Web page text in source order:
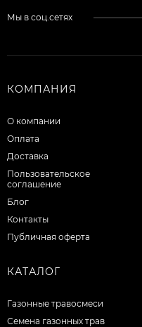
Мы в соц.сетях
КОМПАНИЯ
О компании
Оплата
Доставка
Пользовательское
соглашение
Блог
Контакты
Публичная оферта
КАТАЛОГ
Газонные травосмеси
Семена газонных трав